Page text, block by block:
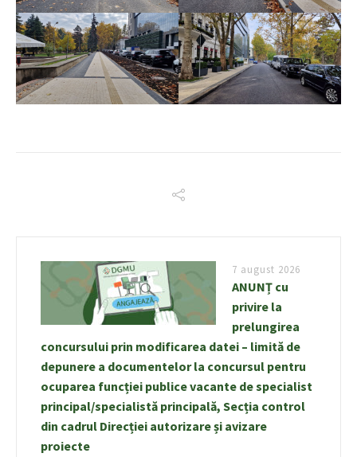
7 august 2026
ANUNȚ cu
privire la
prelungirea
concursului prin modificarea datei – limită de
depunere a documentelor la concursul pentru
ocuparea funcției publice vacante de specialist
principal/specialistă principală, Secția control
din cadrul Direcției autorizare și avizare
proiecte